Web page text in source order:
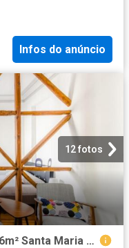
Infos do anúncio
12 fotos
T2 situado em Alfama com Al 86m² Santa Maria Maior